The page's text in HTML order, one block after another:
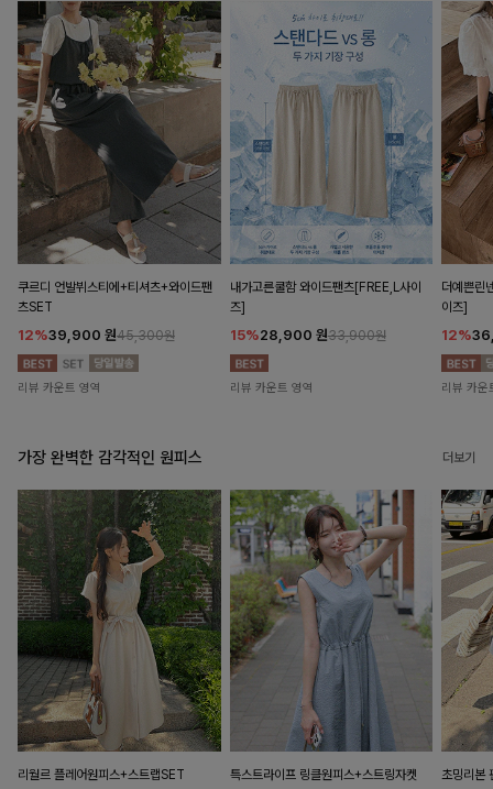
쿠르디 언발뷔스티에+티셔츠+와이드팬
츠SET
12%39,900 원45,300원
리뷰 카운트 영역
내가고른쿨함 와이드팬츠[FREE,L사이
즈]
15%28,900 원33,900원
리뷰 카운트 영역
더예쁜린
이즈]
12%
리뷰 카운
가장 완벽한 감각적인 원피스 더보기
리월르 플레어원피스+스트랩SET
특스트라이프 링클원피스+스트링자켓
초밍리본